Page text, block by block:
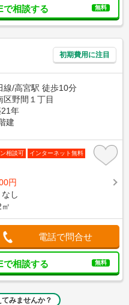
で相談する 無料
初期費用に注目
線/高宮駅 徒歩10分
区野間１丁目
年
建
相談可 インターネット無料
円
なし
電話で問合せ
で相談する 無料
みませんか？